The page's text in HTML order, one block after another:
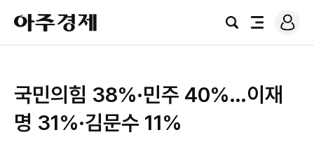
아
주
경
검
전
로
그
국민의힘 38%·민주 40%…이재
명 31%·김문수 11%